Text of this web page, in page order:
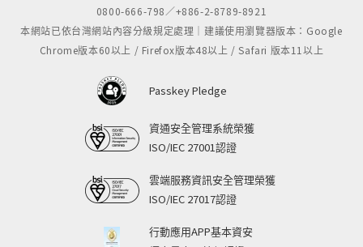
0800-666-798／+886-2-8789-8921
本網站已依台灣網站內容分級規定處理｜建議使用瀏覽器版本：Google
Chrome版本60以上 / Firefox版本48以上 / Safari 版本11以上
Passkey Pledge
資通安全管理系統榮獲
ISO/IEC 27001認證
雲端服務資訊安全管理榮獲
ISO/IEC 27017認證
行動應用APP基本資安